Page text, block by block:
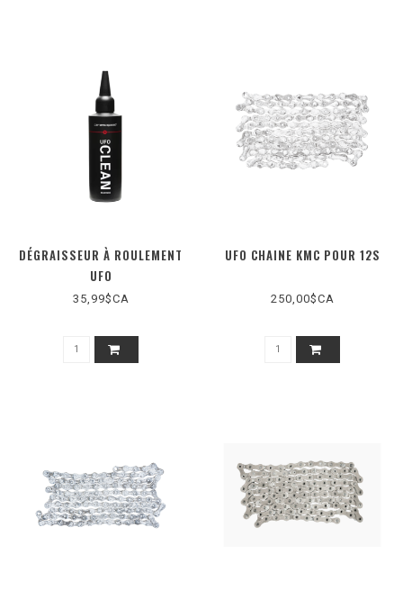
DÉGRAISSEUR À ROULEMENT
UFO
35,99$CA
UFO CHAINE KMC POUR 12S
250,00$CA